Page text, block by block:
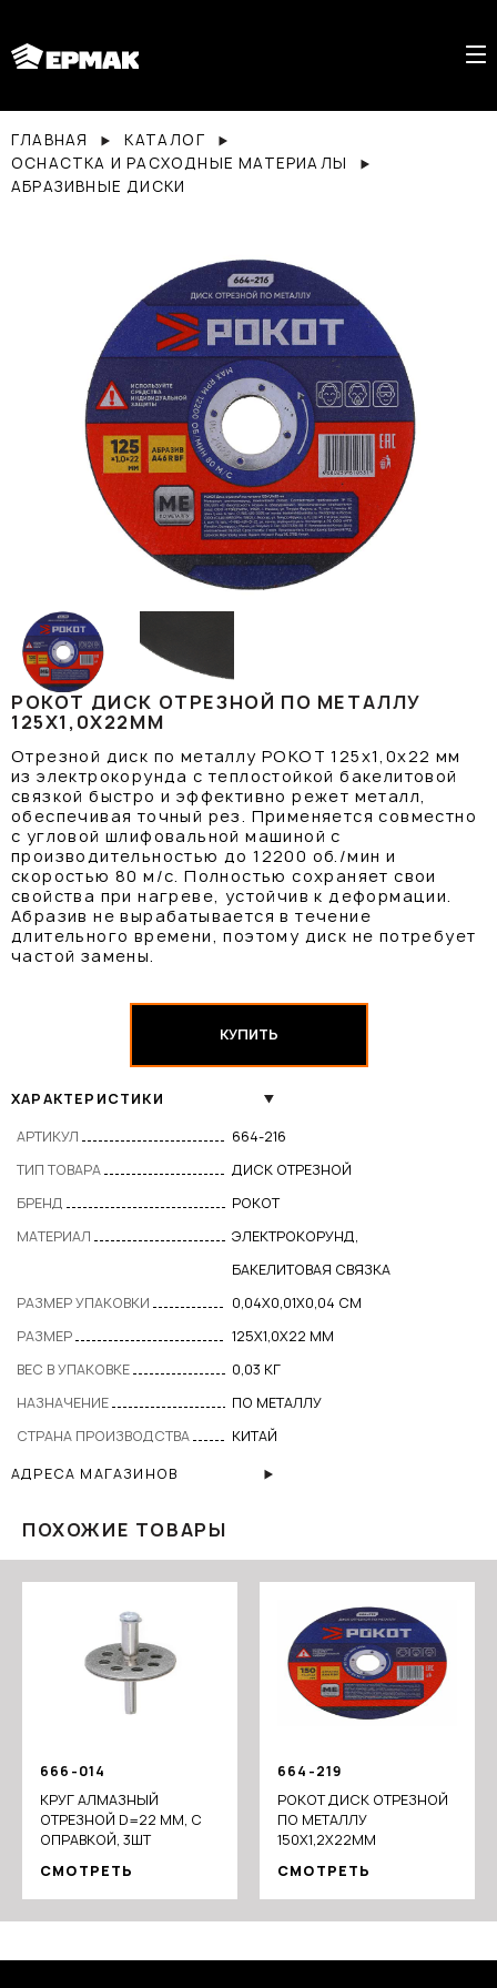
ГЛАВНАЯ
КАТАЛОГ
ОСНАСТКА И РАСХОДНЫЕ МАТЕРИАЛЫ
АБРАЗИВНЫЕ ДИСКИ
РОКОТ ДИСК ОТРЕЗНОЙ ПО МЕТАЛЛУ
125Х1,0Х22ММ
Отрезной диск по металлу РОКОТ 125х1,0х22 мм
из электрокорунда с теплостойкой бакелитовой
связкой быстро и эффективно режет металл,
обеспечивая точный рез. Применяется совместно
с угловой шлифовальной машиной с
производительностью до 12200 об./мин и
скоростью 80 м/с. Полностью сохраняет свои
свойства при нагреве, устойчив к деформации.
Абразив не вырабатывается в течение
длительного времени, поэтому диск не потребует
частой замены.
КУПИТЬ
ХАРАКТЕРИСТИКИ
АРТИКУЛ
664-216
ТИП ТОВАРА
ДИСК ОТРЕЗНОЙ
БРЕНД
РОКОТ
МАТЕРИАЛ
ЭЛЕКТРОКОРУНД,
БАКЕЛИТОВАЯ СВЯЗКА
РАЗМЕР УПАКОВКИ
0,04X0,01X0,04 СМ
РАЗМЕР
125Х1,0Х22 ММ
ВЕС В УПАКОВКЕ
0,03 КГ
НАЗНАЧЕНИЕ
ПО МЕТАЛЛУ
СТРАНА ПРОИЗВОДСТВА
КИТАЙ
АДРЕСА МАГАЗИНОВ
ПОХОЖИЕ ТОВАРЫ
666-014
КРУГ АЛМАЗНЫЙ
ОТРЕЗНОЙ D=22 ММ, С
ОПРАВКОЙ, 3ШТ
СМОТРЕТЬ
664-219
РОКОТ ДИСК ОТРЕЗНОЙ
ПО МЕТАЛЛУ
150Х1,2Х22ММ
СМОТРЕТЬ